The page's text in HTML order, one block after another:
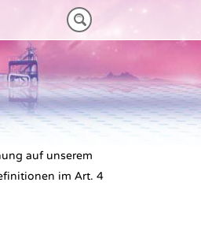
auf unserem
im Art. 4